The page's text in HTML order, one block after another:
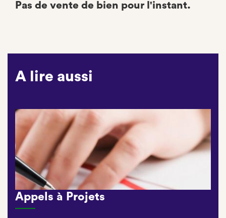
Pas de vente de bien pour l'instant.
A lire aussi
Appels à Projets